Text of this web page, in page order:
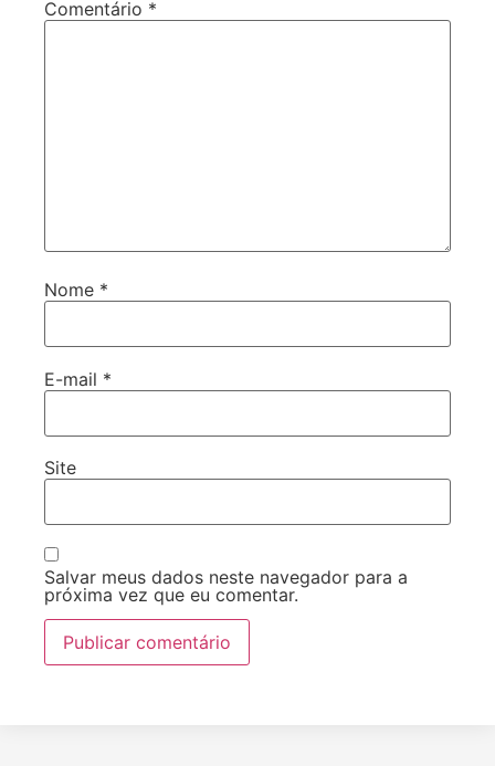
Comentário *
Nome *
E-mail *
Site
Salvar meus dados neste navegador para a
próxima vez que eu comentar.